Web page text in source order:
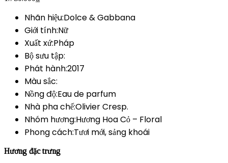
Nhãn hiệu:Dolce & Gabbana
Giới tính:Nữ
Xuất xứ:Pháp
Bộ sưu tập:
Phát hành:2017
Màu sắc:
Nồng độ:Eau de parfum
Nhà pha chế:Olivier Cresp.
Nhóm hương:Hương Hoa Cỏ – Floral
Phong cách:Tươi mới, sảng khoái
Hương đặc trưng